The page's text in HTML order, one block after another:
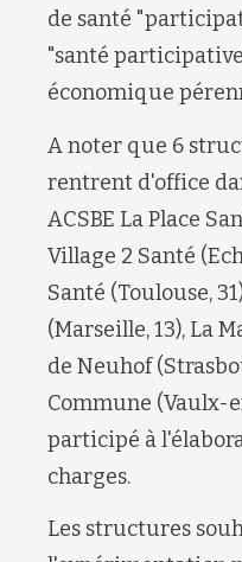
de santé
"santé
économique
A noter que 6
rentrent d'office
ACSBE La Place
Village 2 Santé
Santé (Toulouse,
(Marseille, 13), La
de Neuhof
Commune (Vaulx-
participé à
charges.
Les structures